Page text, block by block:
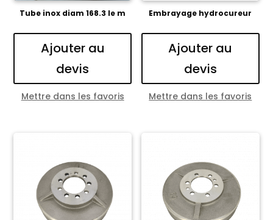
Tube inox diam 168.3 le m
Ajouter au
devis
Mettre dans les favoris
Embrayage hydrocureur
Ajouter au
devis
Mettre dans les favoris